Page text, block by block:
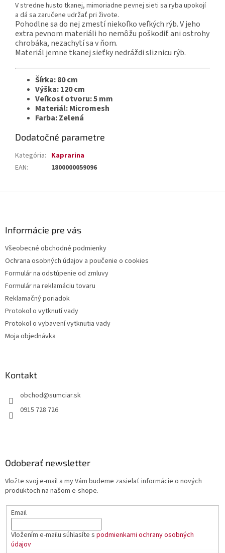
V stredne husto tkanej, mimoriadne pevnej sieti sa ryba upokojí
a dá sa zaručene udržať pri živote.
Pohodlne sa do nej zmestí niekoľko veľkých rýb. V jeho
extra pevnom materiáli ho nemôžu poškodiť ani ostrohy
chrobáka, nezachytí sa v ňom.
Materiál jemne tkanej sieťky nedráždi sliznicu rýb.
Šírka: 80 cm
Výška: 120 cm
Veľkosť otvoru: 5 mm
Materiál: Micromesh
Farba: Zelená
Dodatočné parametre
Kategória: Kaprarina
EAN: 1800000059096
Informácie pre vás
Všeobecné obchodné podmienky
Ochrana osobných údajov a poučenie o cookies
Formulár na odstúpenie od zmluvy
Formulár na reklamáciu tovaru
Reklamačný poriadok
Protokol o vytknutí vady
Protokol o vybavení vytknutia vady
Moja objednávka
Kontakt
obchod@sumciar.sk
0915 728 726
Odoberať newsletter
Vložte svoj e-mail a my Vám budeme zasielať informácie o nových
produktoch na našom e-shope.
Email
Vložením e-mailu súhlasíte s podmienkami ochrany osobných
údajov